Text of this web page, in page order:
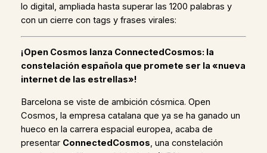
lo digital, ampliada hasta superar las 1200 palabras y
con un cierre con tags y frases virales:
¡Open Cosmos lanza ConnectedCosmos: la
constelación española que promete ser la «nueva
internet de las estrellas»!
Barcelona se viste de ambición cósmica. Open
Cosmos, la empresa catalana que ya se ha ganado un
hueco en la carrera espacial europea, acaba de
presentar ConnectedCosmos, una constelación